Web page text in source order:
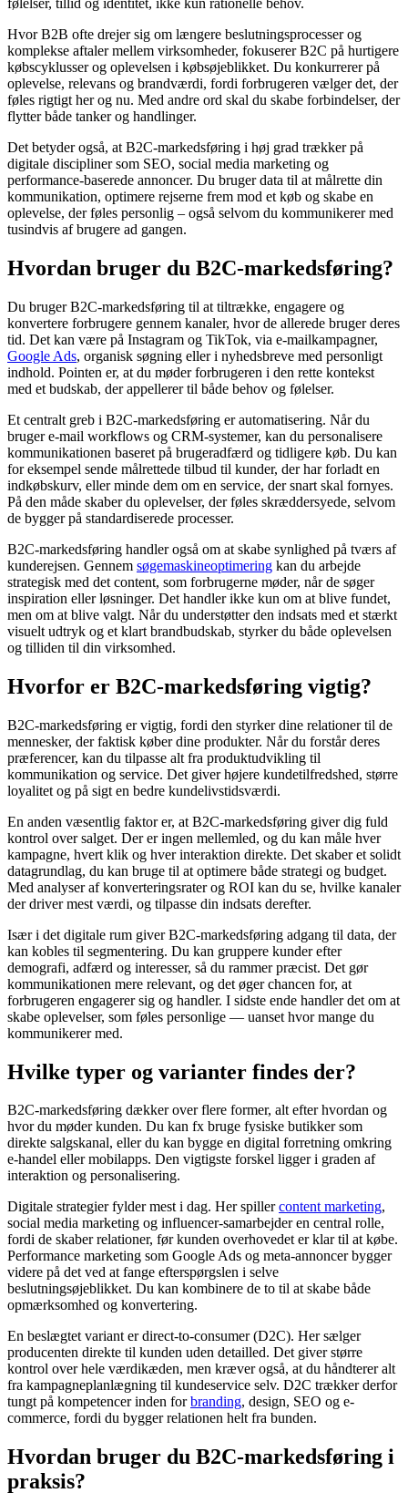
følelser, tillid og identitet, ikke kun rationelle behov.
Hvor B2B ofte drejer sig om længere beslutningsprocesser og
komplekse aftaler mellem virksomheder, fokuserer B2C på hurtigere
købscyklusser og oplevelsen i købsøjeblikket. Du konkurrerer på
oplevelse, relevans og brandværdi, fordi forbrugeren vælger det, der
føles rigtigt her og nu. Med andre ord skal du skabe forbindelser, der
flytter både tanker og handlinger.
Det betyder også, at B2C-markedsføring i høj grad trækker på
digitale discipliner som SEO, social media marketing og
performance-baserede annoncer. Du bruger data til at målrette din
kommunikation, optimere rejserne frem mod et køb og skabe en
oplevelse, der føles personlig – også selvom du kommunikerer med
tusindvis af brugere ad gangen.
Hvordan bruger du B2C-markedsføring?
Du bruger B2C-markedsføring til at tiltrække, engagere og
konvertere forbrugere gennem kanaler, hvor de allerede bruger deres
tid. Det kan være på Instagram og TikTok, via e-mailkampagner,
Google Ads, organisk søgning eller i nyhedsbreve med personligt
indhold. Pointen er, at du møder forbrugeren i den rette kontekst
med et budskab, der appellerer til både behov og følelser.
Et centralt greb i B2C-markedsføring er automatisering. Når du
bruger e-mail workflows og CRM-systemer, kan du personalisere
kommunikationen baseret på brugeradfærd og tidligere køb. Du kan
for eksempel sende målrettede tilbud til kunder, der har forladt en
indkøbskurv, eller minde dem om en service, der snart skal fornyes.
På den måde skaber du oplevelser, der føles skræddersyede, selvom
de bygger på standardiserede processer.
B2C-markedsføring handler også om at skabe synlighed på tværs af
kunderejsen. Gennem søgemaskineoptimering kan du arbejde
strategisk med det content, som forbrugerne møder, når de søger
inspiration eller løsninger. Det handler ikke kun om at blive fundet,
men om at blive valgt. Når du understøtter den indsats med et stærkt
visuelt udtryk og et klart brandbudskab, styrker du både oplevelsen
og tilliden til din virksomhed.
Hvorfor er B2C-markedsføring vigtig?
B2C-markedsføring er vigtig, fordi den styrker dine relationer til de
mennesker, der faktisk køber dine produkter. Når du forstår deres
præferencer, kan du tilpasse alt fra produktudvikling til
kommunikation og service. Det giver højere kundetilfredshed, større
loyalitet og på sigt en bedre kundelivstidsværdi.
En anden væsentlig faktor er, at B2C-markedsføring giver dig fuld
kontrol over salget. Der er ingen mellemled, og du kan måle hver
kampagne, hvert klik og hver interaktion direkte. Det skaber et solidt
datagrundlag, du kan bruge til at optimere både strategi og budget.
Med analyser af konverteringsrater og ROI kan du se, hvilke kanaler
der driver mest værdi, og tilpasse din indsats derefter.
Især i det digitale rum giver B2C-markedsføring adgang til data, der
kan kobles til segmentering. Du kan gruppere kunder efter
demografi, adfærd og interesser, så du rammer præcist. Det gør
kommunikationen mere relevant, og det øger chancen for, at
forbrugeren engagerer sig og handler. I sidste ende handler det om at
skabe oplevelser, som føles personlige — uanset hvor mange du
kommunikerer med.
Hvilke typer og varianter findes der?
B2C-markedsføring dækker over flere former, alt efter hvordan og
hvor du møder kunden. Du kan fx bruge fysiske butikker som
direkte salgskanal, eller du kan bygge en digital forretning omkring
e-handel eller mobilapps. Den vigtigste forskel ligger i graden af
interaktion og personalisering.
Digitale strategier fylder mest i dag. Her spillercontent marketing,
social media marketing og influencer-samarbejder en central rolle,
fordi de skaber relationer, før kunden overhovedet er klar til at købe.
Performance marketing som Google Ads og meta-annoncer bygger
videre på det ved at fange efterspørgslen i selve
beslutningsøjeblikket. Du kan kombinere de to til at skabe både
opmærksomhed og konvertering.
En beslægtet variant er direct-to-consumer (D2C). Her sælger
producenten direkte til kunden uden detailled. Det giver større
kontrol over hele værdikæden, men kræver også, at du håndterer alt
fra kampagneplanlægning til kundeservice selv. D2C trækker derfor
tungt på kompetencer inden forbranding, design, SEO og e-
commerce, fordi du bygger relationen helt fra bunden.
Hvordan bruger du B2C-markedsføring i
praksis?